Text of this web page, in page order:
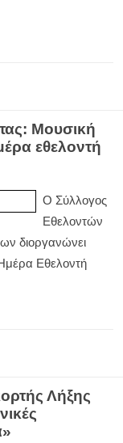
Μουσική
εθελοντή
Ο Σύλλογος
Εθελοντών
διοργανώνει
Εθελοντή
Λήξης